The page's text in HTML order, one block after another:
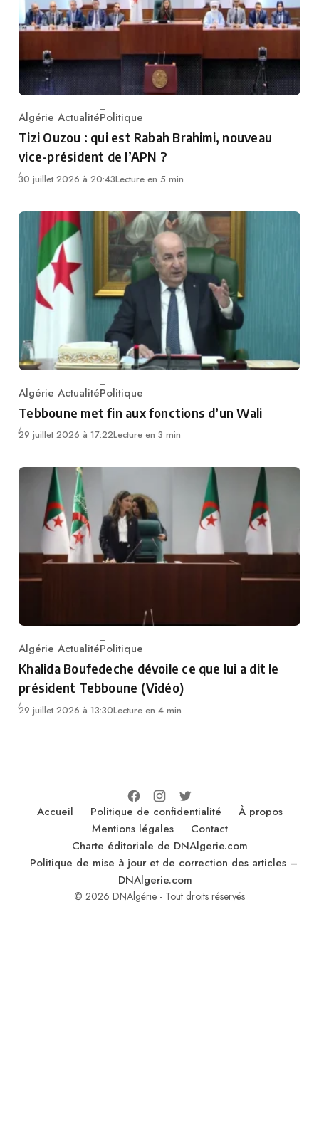
Category
Algérie ActualitéPolitique
Tizi Ouzou : qui est Rabah Brahimi, nouveau
vice-président de l’APN ?
30 juillet 2026 à 20:43Lecture en 5 min
Category
Algérie ActualitéPolitique
Tebboune met fin aux fonctions d’un Wali
29 juillet 2026 à 17:22Lecture en 3 min
Category
Algérie ActualitéPolitique
Khalida Boufedeche dévoile ce que lui a dit le
président Tebboune (Vidéo)
29 juillet 2026 à 13:30Lecture en 4 min
Accueil Politique de confidentialité
À propos
Mentions légales
Contact
Charte éditoriale de DNAlgerie.com
Politique de mise à jour et de correction des articles –
DNAlgerie.com
© 2026 DNAlgérie - Tout droits réservés